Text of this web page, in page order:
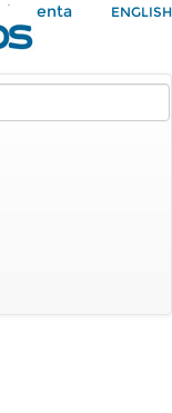
Mi Cuenta ENGLISH